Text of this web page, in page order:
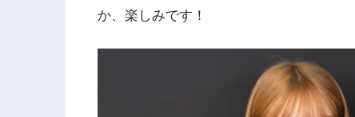
か、楽しみです！